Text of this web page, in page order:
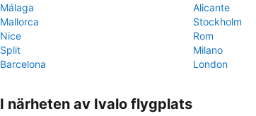
Málaga
Alicante
Mallorca
Stockholm
Nice
Rom
Split
Milano
Barcelona
London
I närheten av Ivalo flygplats